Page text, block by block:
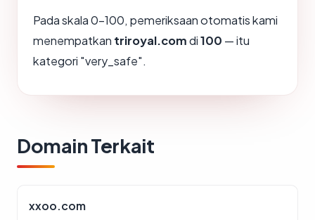
Pada skala 0-100, pemeriksaan otomatis kami
menempatkan triroyal.comdi100 — itu
kategori "very_safe".
Domain Terkait
xxoo.com